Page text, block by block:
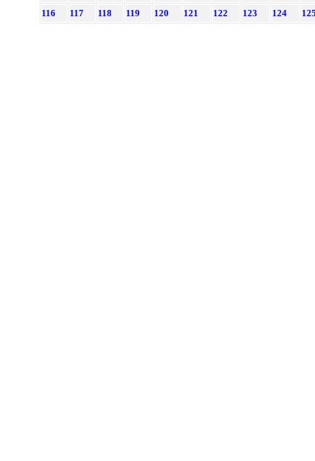
116
117 118 119 120 121 122 123 124